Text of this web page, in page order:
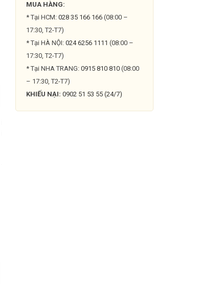
MUA HÀNG:
* Tại HCM: 028 35 166 166 (08:00 –
17:30, T2-T7)
* Tại HÀ NỘI: 024 6256 1111 (08:00 –
17:30, T2-T7)
* Tại NHA TRANG: 0915 810 810 (08:00
– 17:30, T2-T7)
KHIẾU NẠI: 0902 51 53 55 (24/7)